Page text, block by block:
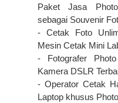
Paket Jasa
sebagai Souvenir
- Cetak Foto
Mesin Cetak Mini
- Fotografer
Kamera DSLR
- Operator Cetak
Laptop khusus